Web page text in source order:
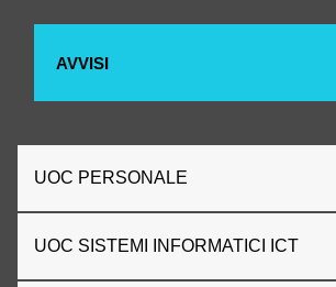
AVVISI
UOC PERSONALE
UOC SISTEMI INFORMATICI ICT